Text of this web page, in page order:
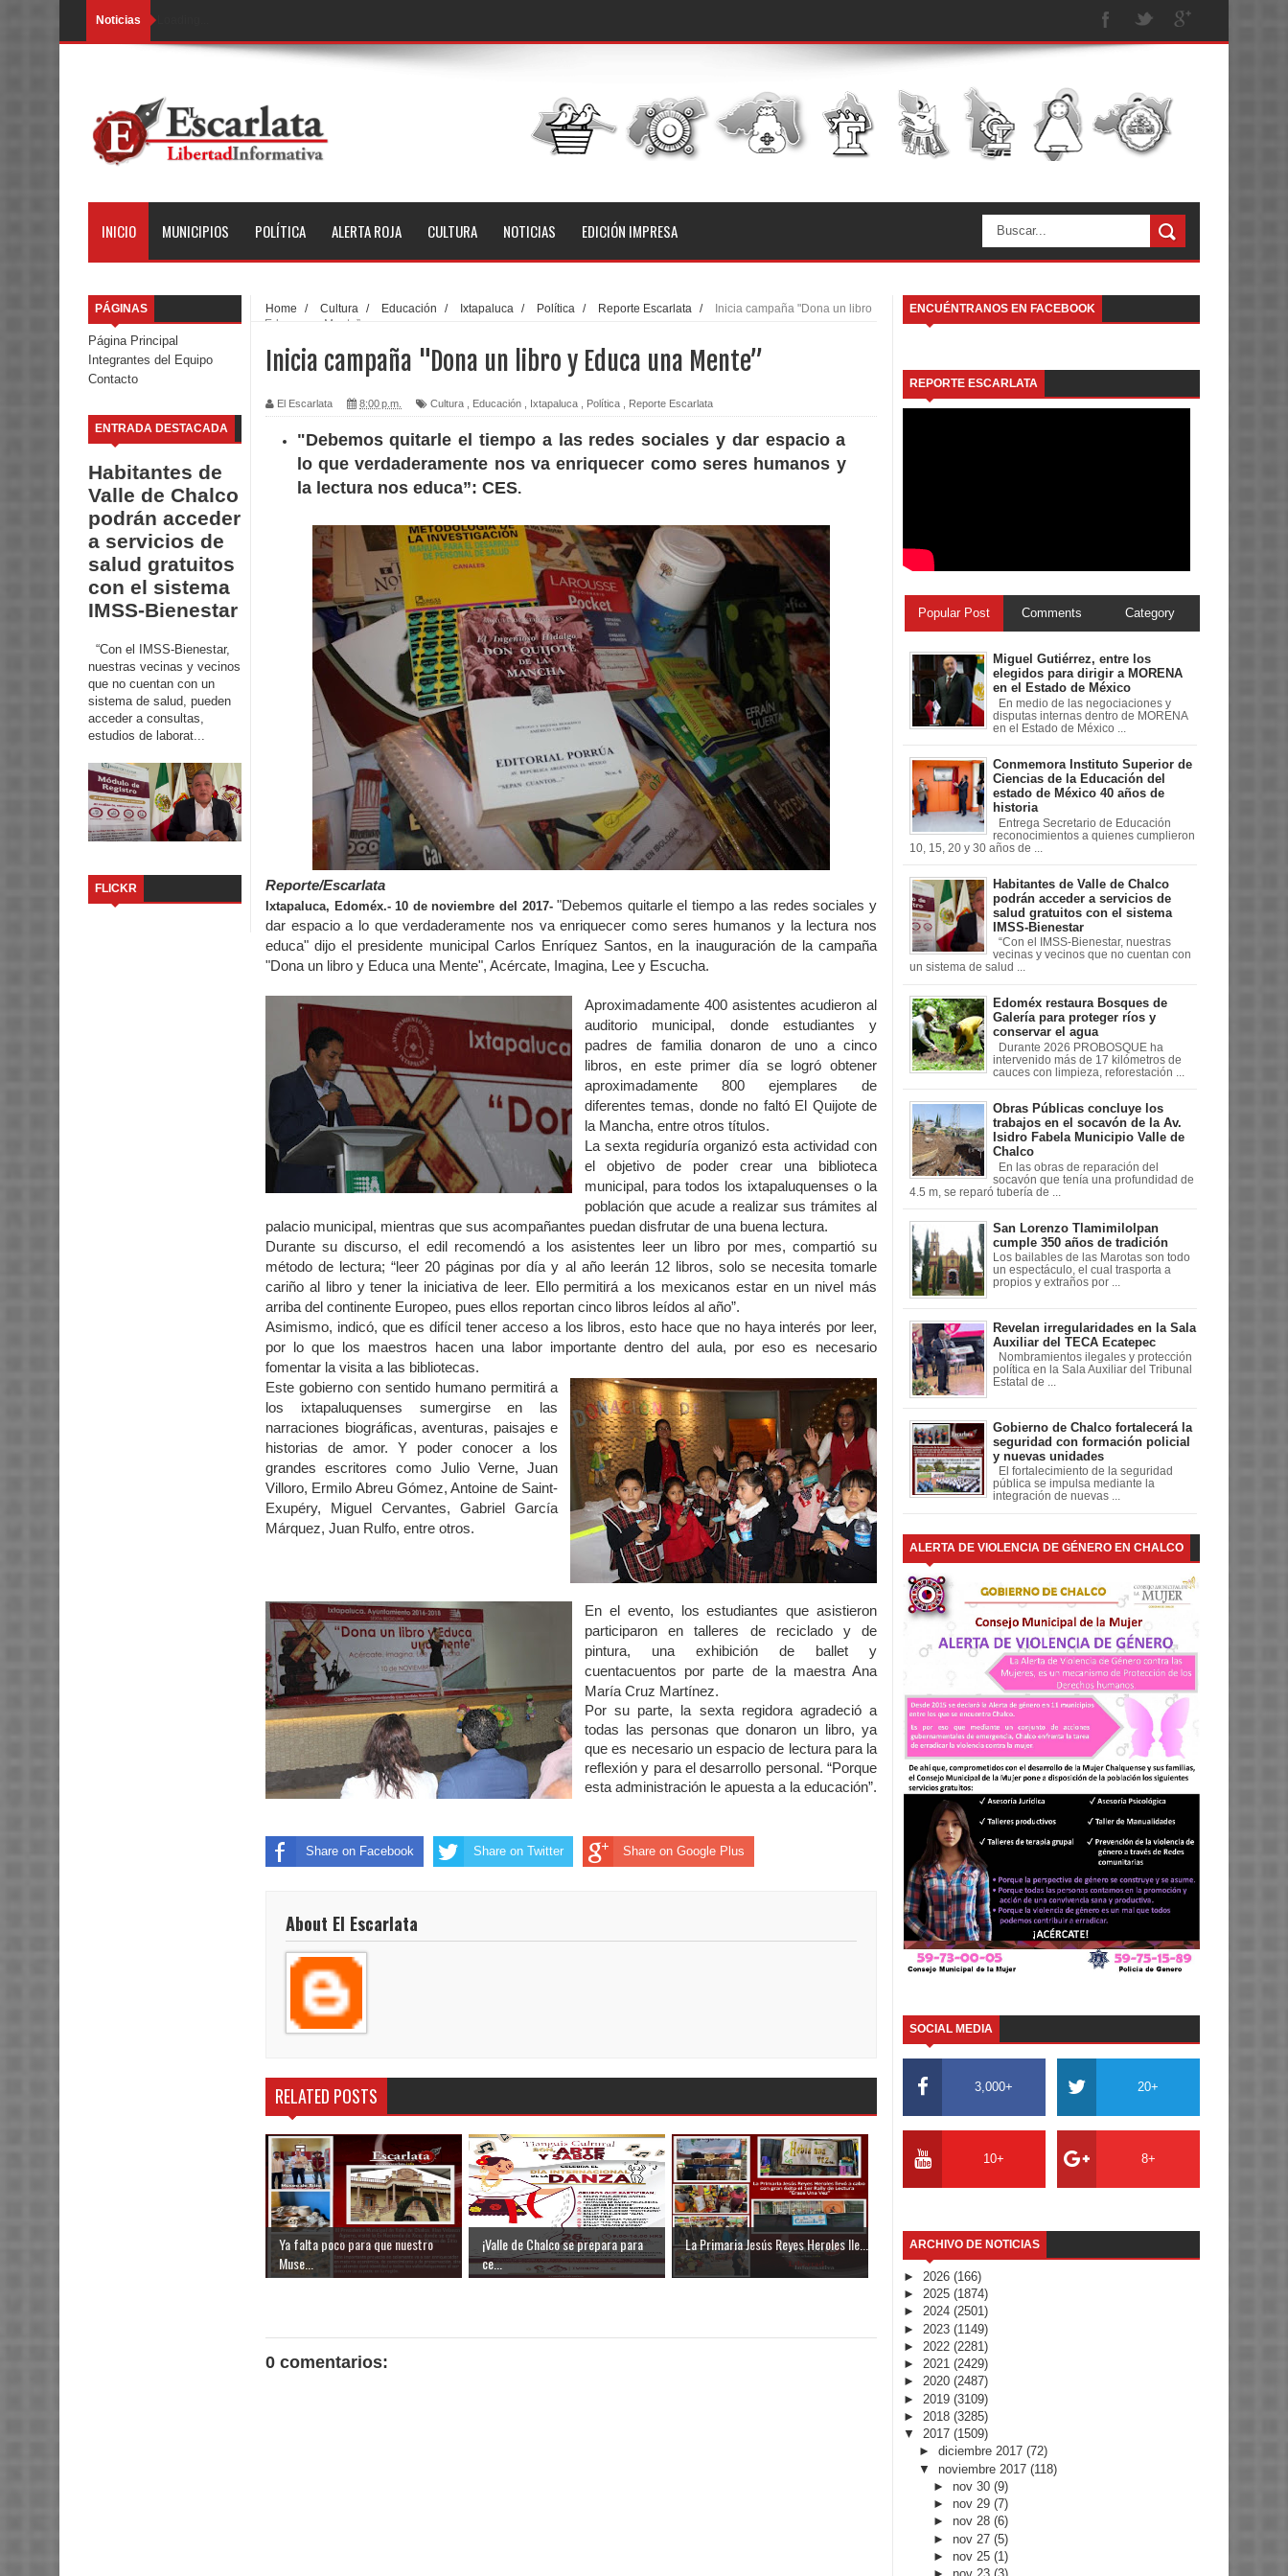
Noticias
INICIO MUNICIPIOS POLÍTICA ALERTA ROJA CULTURA NOTICIAS EDICIÓN IMPRESA
PÁGINAS
Página Principal
Integrantes del Equipo
Contacto
ENTRADA DESTACADA
Habitantes de
Valle de Chalco
podrán acceder
a servicios de
salud gratuitos
con el sistema
IMSS-Bienestar
“Con el IMSS-Bienestar,
nuestras vecinas y vecinos
que no cuentan con un
sistema de salud, pueden
acceder a consultas,
estudios de laborat...
FLICKR
Home / Cultura / Educación / Ixtapaluca / Política / Reporte Escarlata /
Inicia campaña "Dona un libro
y Educa una Mente”
Inicia campaña "Dona un libro y Educa una Mente”
El Escarlata 8:00 p.m. Cultura Educación Ixtapaluca Política Reporte Escarlata
"Debemos quitarle el tiempo a las redes sociales y dar espacio a
lo que verdaderamente nos va enriquecer como seres humanos y
la lectura nos educa”: CES.
Reporte/Escarlata
Ixtapaluca, Edoméx.- 10 de noviembre del 2017- "Debemos quitarle el tiempo a las redes sociales y
dar espacio a lo que verdaderamente nos va enriquecer como seres humanos y la lectura nos
educa" dijo el presidente municipal Carlos Enríquez Santos, en la inauguración de la campaña
"Dona un libro y Educa una Mente", Acércate, Imagina, Lee y Escucha.
Aproximadamente 400 asistentes acudieron al
auditorio municipal, donde estudiantes y
padres de familia donaron de uno a cinco
libros, en este primer día se logró obtener
aproximadamente 800 ejemplares de
diferentes temas, donde no faltó El Quijote de
la Mancha, entre otros títulos.
La sexta regiduría organizó esta actividad con
el objetivo de poder crear una biblioteca
municipal, para todos los ixtapaluquenses o la
población que acude a realizar sus trámites al
palacio municipal, mientras que sus acompañantes puedan disfrutar de una buena lectura.
Durante su discurso, el edil recomendó a los asistentes leer un libro por mes, compartió su
método de lectura; “leer 20 páginas por día y al año leerán 12 libros, solo se necesita tomarle
cariño al libro y tener la iniciativa de leer. Ello permitirá a los mexicanos estar en un nivel más
arriba del continente Europeo, pues ellos reportan cinco libros leídos al año”.
Asimismo, indicó, que es difícil tener acceso a los libros, esto hace que no haya interés por leer,
por lo que los maestros hacen una labor importante dentro del aula, por eso es necesario
fomentar la visita a las bibliotecas.
Este gobierno con sentido humano permitirá a
los ixtapaluquenses sumergirse en las
narraciones biográficas, aventuras, paisajes e
historias de amor. Y poder conocer a los
grandes escritores como Julio Verne, Juan
Villoro, Ermilo Abreu Gómez, Antoine de Saint-
Exupéry, Miguel Cervantes, Gabriel García
Márquez, Juan Rulfo, entre otros.
En el evento, los estudiantes que asistieron
participaron en talleres de reciclado y de
pintura, una exhibición de ballet y
cuentacuentos por parte de la maestra Ana
María Cruz Martínez.
Por su parte, la sexta regidora agradeció a
todas las personas que donaron un libro, ya
que es necesario un espacio de lectura para la
reflexión y para el desarrollo personal. “Porque
esta administración le apuesta a la educación”.
Share on Facebook Share on Twitter Share on Google Plus
About El Escarlata
RELATED POSTS
Ya falta poco para que nuestro
Muse...
¡Valle de Chalco se prepara para
ce...
La Primaria Jesús Reyes Heroles lle...
0 comentarios:
ENCUÉNTRANOS EN FACEBOOK
REPORTE ESCARLATA
Popular Post Comments Category
Miguel Gutiérrez, entre los
elegidos para dirigir a MORENA
en el Estado de México
En medio de las negociaciones y
disputas internas dentro de MORENA
en el Estado de México ...
Conmemora Instituto Superior de
Ciencias de la Educación del
estado de México 40 años de
historia
Entrega Secretario de Educación
reconocimientos a quienes cumplieron
10, 15, 20 y 30 años de ...
Habitantes de Valle de Chalco
podrán acceder a servicios de
salud gratuitos con el sistema
IMSS-Bienestar
“Con el IMSS-Bienestar, nuestras
vecinas y vecinos que no cuentan con
un sistema de salud ...
Edoméx restaura Bosques de
Galería para proteger ríos y
conservar el agua
Durante 2026 PROBOSQUE ha
intervenido más de 17 kilómetros de
cauces con limpieza, reforestación ...
Obras Públicas concluye los
trabajos en el socavón de la Av.
Isidro Fabela Municipio Valle de
Chalco
En las obras de reparación del
socavón que tenía una profundidad de
4.5 m, se reparó tubería de ...
San Lorenzo Tlamimilolpan
cumple 350 años de tradición
Los bailables de las Marotas son todo
un espectáculo, el cual trasporta a
propios y extraños por ...
Revelan irregularidades en la Sala
Auxiliar del TECA Ecatepec
Nombramientos ilegales y protección
política en la Sala Auxiliar del Tribunal
Estatal de ...
Gobierno de Chalco fortalecerá la
seguridad con formación policial
y nuevas unidades
El fortalecimiento de la seguridad
pública se impulsa mediante la
integración de nuevas ...
ALERTA DE VIOLENCIA DE GÉNERO EN CHALCO
SOCIAL MEDIA
3,000+ 20+
10+ 8+
ARCHIVO DE NOTICIAS
► 2026 (166)
► 2025 (1874)
► 2024 (2501)
► 2023 (1149)
► 2022 (2281)
► 2021 (2429)
► 2020 (2487)
► 2019 (3109)
► 2018 (3285)
▼ 2017 (1509)
► diciembre 2017 (72)
▼ noviembre 2017 (118)
► nov 30(9)
► nov 29(7)
► nov 28(6)
► nov 27(5)
► nov 25(1)